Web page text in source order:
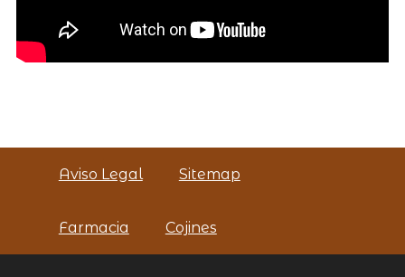
Aviso Legal Sitemap
Farmacia Cojines